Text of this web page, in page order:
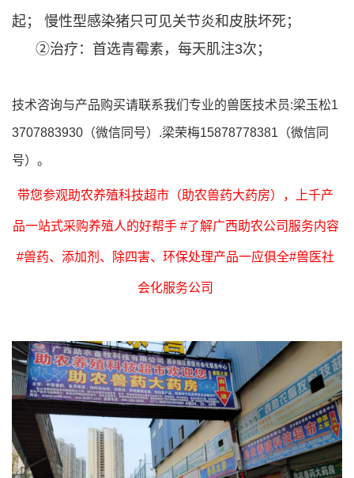
起； 慢性型感染猪只可见关节炎和皮肤坏死；
②治疗：首选青霉素，每天肌注3次；
技术咨询与产品购买请联系我们专业的兽医技术员:梁玉松1
3707883930（微信同号）.梁荣梅15878778381（微信同
号）。
带您参观助农养殖科技超市（助农兽药大药房），上千产
品一站式采购养殖人的好帮手 #了解广西助农公司服务内容
#兽药、添加剂、除四害、环保处理产品一应俱全#兽医社
会化服务公司